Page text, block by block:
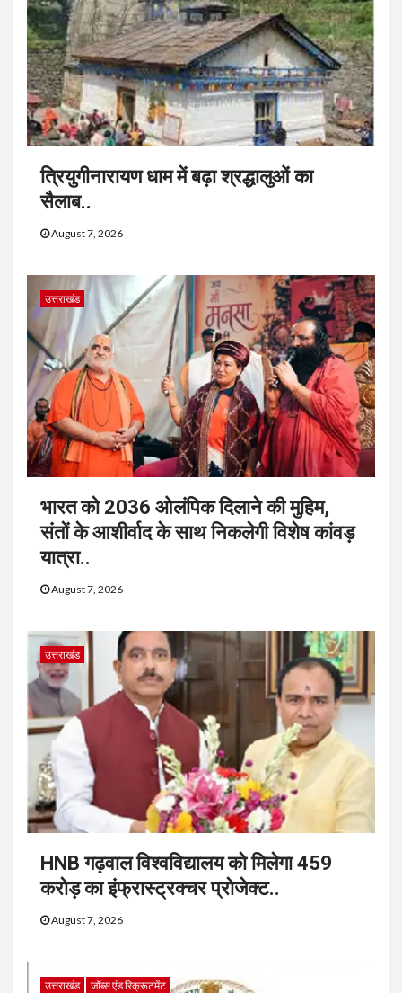
त्रियुगीनारायण धाम में बढ़ा श्रद्धालुओं का
सैलाब..
August 7, 2026
उत्तराखंड
भारत को 2036 ओलंपिक दिलाने की मुहिम,
संतों के आशीर्वाद के साथ निकलेगी विशेष कांवड़
यात्रा..
August 7, 2026
उत्तराखंड
HNB गढ़वाल विश्वविद्यालय को मिलेगा 459
करोड़ का इंफ्रास्ट्रक्चर प्रोजेक्ट..
August 7, 2026
उत्तराखंड जॉब्स एंड रिक्रूटमेंट